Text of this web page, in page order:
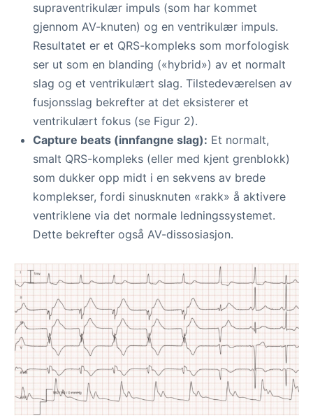
supraventrikulær impuls (som har kommet
gjennom AV-knuten) og en ventrikulær impuls.
Resultatet er et QRS-kompleks som morfologisk
ser ut som en blanding («hybrid») av et normalt
slag og et ventrikulært slag. Tilstedeværelsen av
fusjonsslag bekrefter at det eksisterer et
ventrikulært fokus (se Figur 2).
Capture beats (innfangne slag): Et normalt,
smalt QRS-kompleks (eller med kjent grenblokk)
som dukker opp midt i en sekvens av brede
komplekser, fordi sinusknuten «rakk» å aktivere
ventriklene via det normale ledningssystemet.
Dette bekrefter også AV-dissosiasjon.